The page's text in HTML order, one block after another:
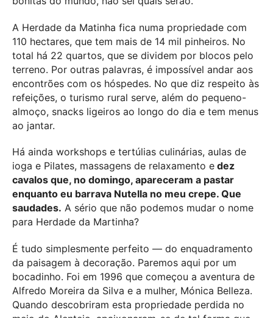
A Herdade da Matinha fica numa propriedade com
110 hectares, que tem mais de 14 mil pinheiros. No
total há 22 quartos, que se dividem por blocos pelo
terreno. Por outras palavras, é impossível andar aos
encontrões com os hóspedes. No que diz respeito às
refeições, o turismo rural serve, além do pequeno-
almoço, snacks ligeiros ao longo do dia e tem menus
ao jantar.
Há ainda workshops e tertúlias culinárias, aulas de
ioga e Pilates, massagens de relaxamento e dez
cavalos que, no domingo, apareceram a pastar
enquanto eu barrava Nutella no meu crepe. Que
saudades. A sério que não podemos mudar o nome
para Herdade da Martinha?
É tudo simplesmente perfeito — do enquadramento
da paisagem à decoração. Paremos aqui por um
bocadinho. Foi em 1996 que começou a aventura de
Alfredo Moreira da Silva e a mulher, Mónica Belleza.
Quando descobriram esta propriedade perdida no